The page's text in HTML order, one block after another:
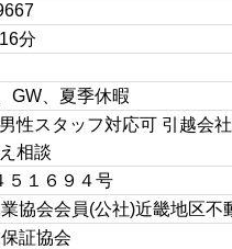
分
GW、夏季休暇
性スタッフ対応可 引越会
相談
５１６９４号
協会会員(公社)近畿地区不
証協会